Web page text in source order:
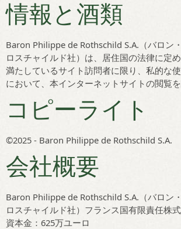
情報と酒類
Baron Philippe de Rothschild S.A.（バロン
ロスチャイルド社）は、居住国の法律に定
満たしているサイト訪問者に限り、私的な
において、本インターネットサイトの閲覧を
コピーライト
©2025 - Baron Philippe de Rothschild S.A.
会社概要
Baron Philippe de Rothschild S.A.（バロン
ロスチャイルド社）フランス国有限責任株
資本金：625万ユーロ